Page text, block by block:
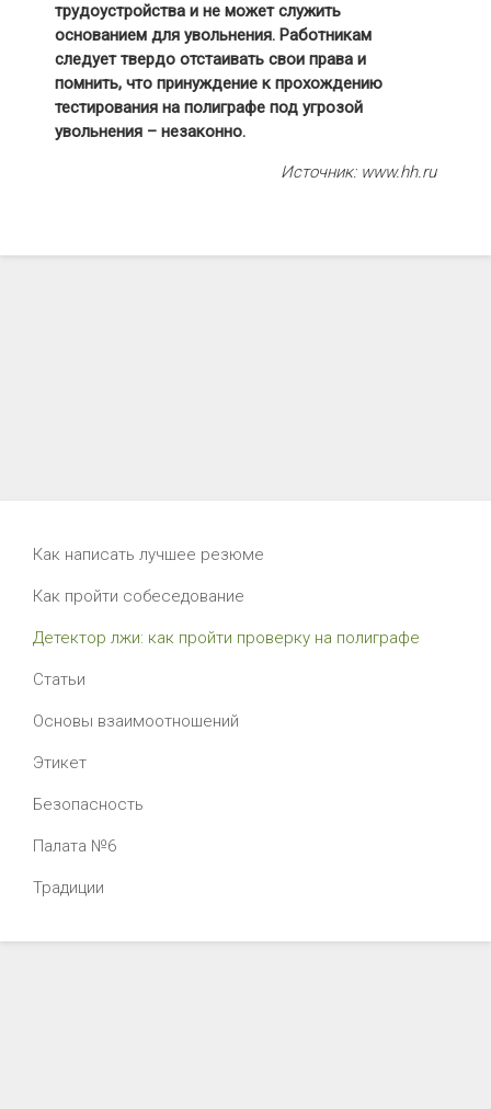
трудоустройства и не может служить
основанием для увольнения. Работникам
следует твердо отстаивать свои права и
помнить, что принуждение к прохождению
тестирования на полиграфе под угрозой
увольнения – незаконно.
Источник: www.hh.ru
Как написать лучшее резюме
Как пройти собеседование
Детектор лжи: как пройти проверку на полиграфе
Статьи
Основы взаимоотношений
Этикет
Безопасность
Палата №6
Традиции